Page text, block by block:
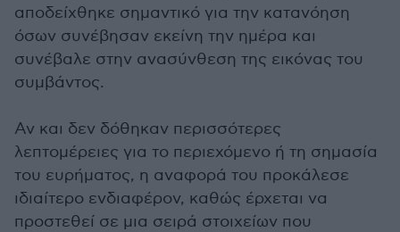
αποδείχθηκε σημαντικό για την κατανόηση
όσων συνέβησαν εκείνη την ημέρα και
συνέβαλε στην ανασύνθεση της εικόνας του
συμβάντος.
Αν και δεν δόθηκαν περισσότερες
λεπτομέρειες για το περιεχόμενο ή τη σημασία
του ευρήματος, η αναφορά του προκάλεσε
ιδιαίτερο ενδιαφέρον, καθώς έρχεται να
προστεθεί σε μια σειρά στοιχείων που